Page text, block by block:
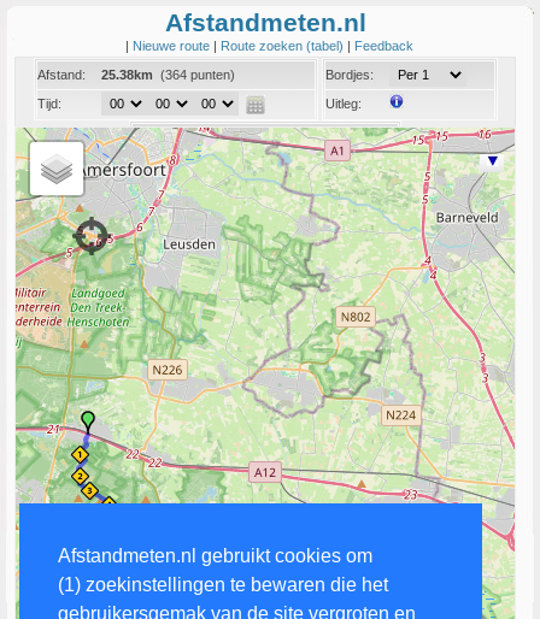
Afstandmeten.nl gebruikt cookies om
(1) zoekinstellingen te bewaren die het
gebruikersgemak van de site vergroten en
Afstandmeten.nl
| Nieuwe route | Route zoeken (tabel) | Feedback
Afstand:
25.38km (364 punten)
Tijd:
Bordjes:
Uitleg:
Coord:
Info:Link naar deze route